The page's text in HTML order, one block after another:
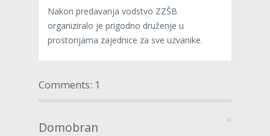
Nakon predavanja vodstvo ZZŠB
organiziralo je prigodno druženje u
prostorijama zajednice za sve uzvanike.
Comments: 1
Domobran